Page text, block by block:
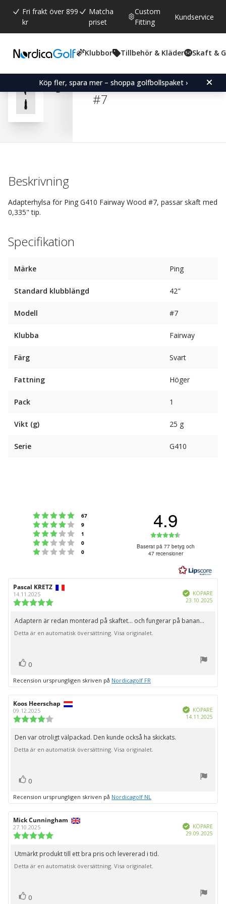
Fri frakt över 899
kr
Matcha
priset
Custom
Fitting
Kundservice
Klubbor Tillbehör & Kläder Skaft &
Köp fler, spara mer – shoppa golfbollspaket ›
Snittbetyg:
4.9 (röster:
77)
Adapter Sleeve for Ping
#7
Beskrivning
Adapterhylsa för Ping G410 Fairway Wood #7, passar skaft med
0,335" tip.
Specifikation
Märke Ping
Standard klubblängd 42"
Modell #7
Klubba Fairway
Färg Svart
Fattning Höger
Pack 1
Vikt (g) 25 g
Serie G410
Betyg: 5 utav 5 stjärnor
67
Betyg: 4 utav 5 stjärnor
9
Betyg: 3 utav 5 stjärnor
1
Betyg: 2 utav 5 stjärnor
0
Betyg: 1 utav 5 stjärnor
0
4.9
4.9
utav
5
Baserat på 77 betyg och
47 recensioner
Recensionsförfattare:
Pascal KRETZ
14.11.2025
utav
5
stjärnor
Bekräftad
KÖPARE
23.10.2025
Recensionstext:
Adaptern är redan monterad på skaftet... och fungerar på banan...
Detta är en automatisk översättning. Visa originalet.
Rösta
0
Recension ursprungligen skriven på Nordicagolf FR
Recensionsförfattare:
Koos Heerschap
09.12.2025
utav
5
stjärnor
Bekräftad
KÖPARE
14.11.2025
Recensionstext:
Den var otroligt välpackad. Den kunde också ha skickats.
Detta är en automatisk översättning. Visa originalet.
Rösta
0
Recension ursprungligen skriven på Nordicagolf NL
Recensionsförfattare:
Mick Cunningham
27.10.2025
utav
5
stjärnor
Bekräftad
KÖPARE
29.09.2025
Recensionstext:
Utmärkt produkt till ett bra pris och levererad i tid.
Detta är en automatisk översättning. Visa originalet.
Rösta
0